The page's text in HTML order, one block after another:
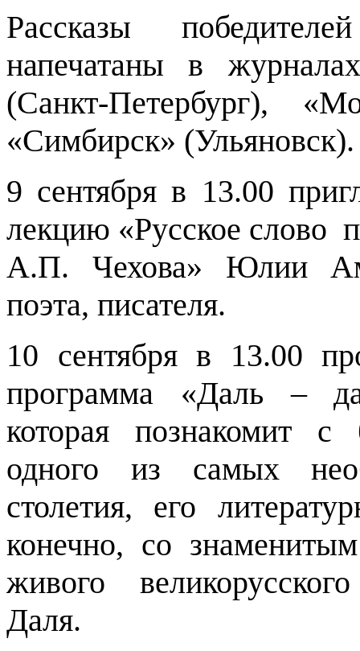
Рассказы
напечатаны в
(Санкт-Петербург),
«Симбирск» (Ульяновск).
9 сентября в 13.00
лекцию «Русское слово
А.П. Чехова» Юлии
поэта, писателя.
10 сентября в 13.00
программа «Даль –
которая познакомит с
одного из самых
столетия, его
конечно, со
живого
Даля.